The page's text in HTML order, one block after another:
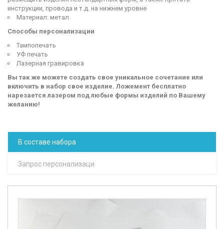
инструкции, провода и т.д. на нижнем уровне
Материал: метал
Способы персонализации
Тампопечать
УФ печать
Лазерная гравировка
Вы так же можете создать свое уникальное сочетание или
включить в набор свое изделие. Ложемент бесплатно
нарезается лазером под любые формы изделий по Вашему
желанию!
В составе набора
Запрос персонализаци